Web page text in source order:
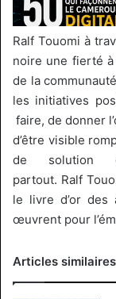
Ralf Touomi à
noire une fierté
de la
les initiatives
faire, de donner
d’être visible
de solution
partout. Ralf
le livre d’or
œuvrent pour
Articles similaires